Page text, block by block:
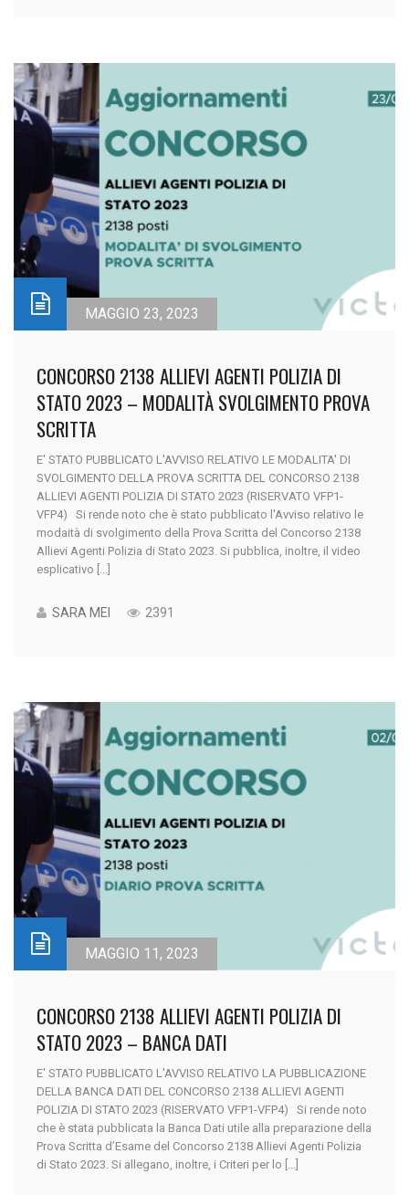
MAGGIO 23, 2023
CONCORSO 2138 ALLIEVI AGENTI POLIZIA DI
STATO 2023 – MODALITÀ SVOLGIMENTO PROVA
SCRITTA
E' STATO PUBBLICATO L'AVVISO RELATIVO LE MODALITA' DI
SVOLGIMENTO DELLA PROVA SCRITTA DEL CONCORSO 2138
ALLIEVI AGENTI POLIZIA DI STATO 2023 (RISERVATO VFP1-
VFP4) Si rende noto che è stato pubblicato l'Avviso relativo le
modaità di svolgimento della Prova Scritta del Concorso 2138
Allievi Agenti Polizia di Stato 2023. Si pubblica, inoltre, il video
esplicativo [...]
SARA MEI 2391
MAGGIO 11, 2023
CONCORSO 2138 ALLIEVI AGENTI POLIZIA DI
STATO 2023 – BANCA DATI
E' STATO PUBBLICATO L'AVVISO RELATIVO LA PUBBLICAZIONE
DELLA BANCA DATI DEL CONCORSO 2138 ALLIEVI AGENTI
POLIZIA DI STATO 2023 (RISERVATO VFP1-VFP4) Si rende noto
che è stata pubblicata la Banca Dati utile alla preparazione della
Prova Scritta d’Esame del Concorso 2138 Allievi Agenti Polizia
di Stato 2023. Si allegano, inoltre, i Criteri per lo [...]